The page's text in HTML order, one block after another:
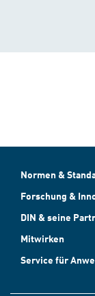
Normen &
Forschung &
DIN & seine
Mitwirken
Service für